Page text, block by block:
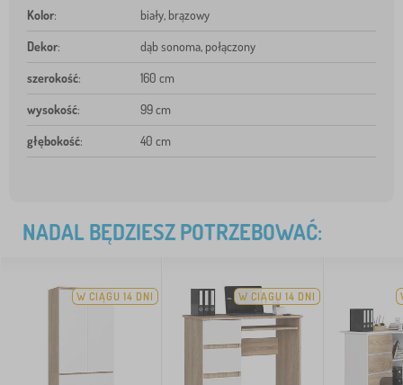
Kolor: biały, brązowy
Dekor: dąb sonoma, połączony
szerokość: 160 cm
wysokość: 99 cm
głębokość: 40 cm
NADAL BĘDZIESZ POTRZEBOWAĆ:
W CIĄGU 14 DNI W CIĄGU 14 DNI